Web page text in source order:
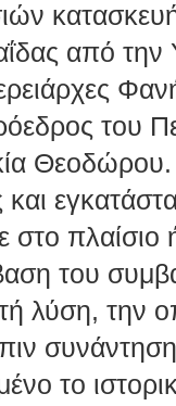
από την
του
Θεοδώρου.
και
στο
του
λύση, την
το